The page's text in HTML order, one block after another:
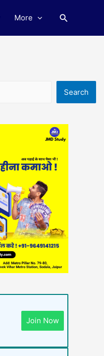
More Search
Search
Join Now